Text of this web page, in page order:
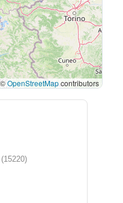
OpenStreetMapcontributors
(15220)